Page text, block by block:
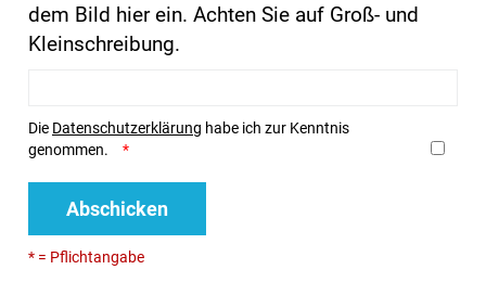
dem Bild hier ein. Achten Sie auf Groß- und
Kleinschreibung.
Die Datenschutzerklärung habe ich zur Kenntnis
genommen.
Abschicken
* = Pflichtangabe